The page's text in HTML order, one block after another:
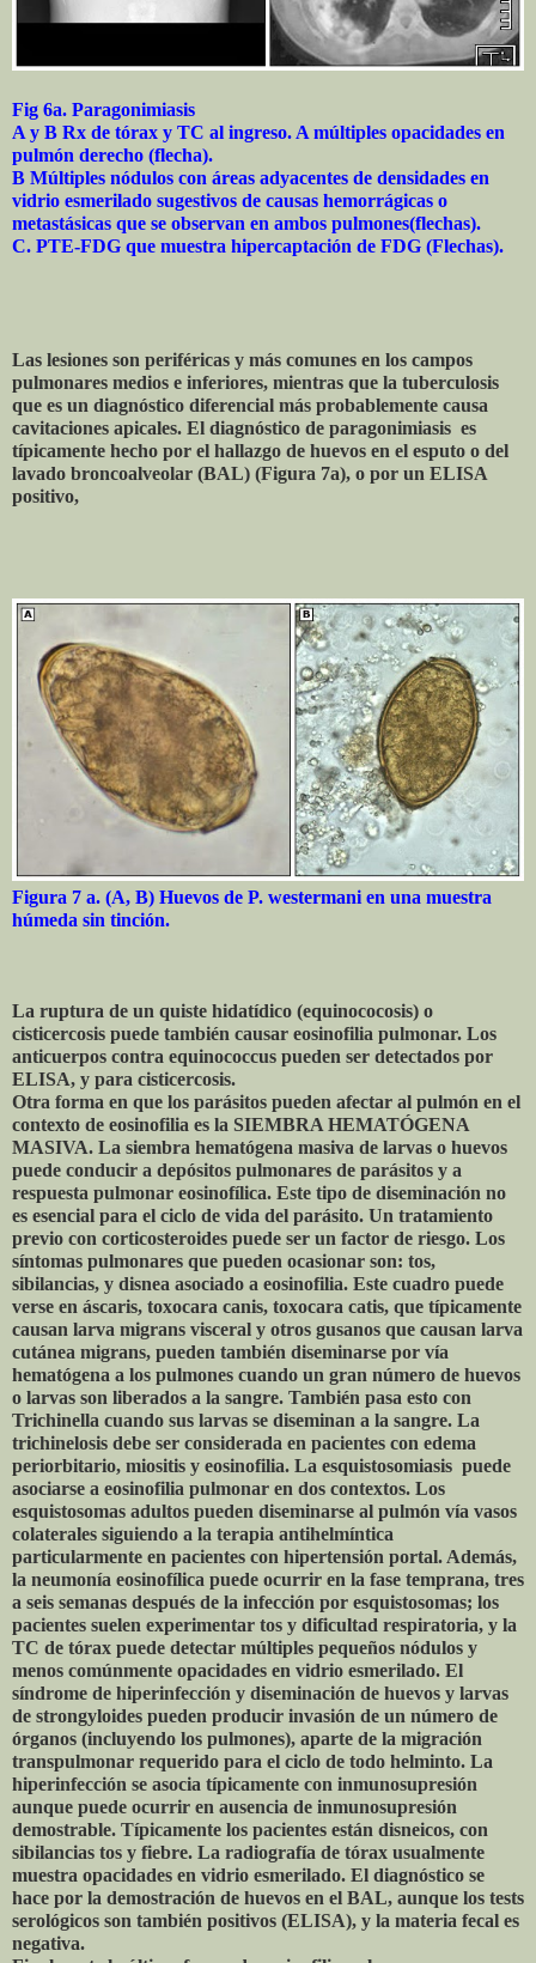
Fig 6a. Paragonimiasis
A y B Rx de tórax y TC al ingreso. A múltiples opacidades en
pulmón derecho (flecha).
B Múltiples nódulos con áreas adyacentes de densidades en
vidrio esmerilado sugestivos de causas hemorrágicas o
metastásicas que se observan en ambos pulmones(flechas).
C. PTE-FDG que muestra hipercaptación de FDG (Flechas).
Las lesiones son periféricas y más comunes en los campos
pulmonares medios e inferiores, mientras que la tuberculosis
que es un diagnóstico diferencial más probablemente causa
cavitaciones apicales. El diagnóstico de paragonimiasis es
típicamente hecho por el hallazgo de huevos en el esputo o del
lavado broncoalveolar (BAL) (Figura 7a), o por un ELISA
positivo,
Figura 7 a. (A, B) Huevos de P. westermani en una muestra
húmeda sin tinción.
La ruptura de un quiste hidatídico (equinococosis) o
cisticercosis puede también causar eosinofilia pulmonar. Los
anticuerpos contra equinococcus pueden ser detectados por
ELISA, y para cisticercosis.
Otra forma en que los parásitos pueden afectar al pulmón en el
contexto de eosinofilia es la SIEMBRA HEMATÓGENA
MASIVA. La siembra hematógena masiva de larvas o huevos
puede conducir a depósitos pulmonares de parásitos y a
respuesta pulmonar eosinofílica. Este tipo de diseminación no
es esencial para el ciclo de vida del parásito. Un tratamiento
previo con corticosteroides puede ser un factor de riesgo. Los
síntomas pulmonares que pueden ocasionar son: tos,
sibilancias, y disnea asociado a eosinofilia. Este cuadro puede
verse en áscaris, toxocara canis, toxocara catis, que típicamente
causan larva migrans visceral y otros gusanos que causan larva
cutánea migrans, pueden también diseminarse por vía
hematógena a los pulmones cuando un gran número de huevos
o larvas son liberados a la sangre. También pasa esto con
Trichinella cuando sus larvas se diseminan a la sangre. La
trichinelosis debe ser considerada en pacientes con edema
periorbitario, miositis y eosinofilia. La esquistosomiasis puede
asociarse a eosinofilia pulmonar en dos contextos. Los
esquistosomas adultos pueden diseminarse al pulmón vía vasos
colaterales siguiendo a la terapia antihelmíntica
particularmente en pacientes con hipertensión portal. Además,
la neumonía eosinofílica puede ocurrir en la fase temprana, tres
a seis semanas después de la infección por esquistosomas; los
pacientes suelen experimentar tos y dificultad respiratoria, y la
TC de tórax puede detectar múltiples pequeños nódulos y
menos comúnmente opacidades en vidrio esmerilado. El
síndrome de hiperinfección y diseminación de huevos y larvas
de strongyloides pueden producir invasión de un número de
órganos (incluyendo los pulmones), aparte de la migración
transpulmonar requerido para el ciclo de todo helminto. La
hiperinfección se asocia típicamente con inmunosupresión
aunque puede ocurrir en ausencia de inmunosupresión
demostrable. Típicamente los pacientes están disneicos, con
sibilancias tos y fiebre. La radiografía de tórax usualmente
muestra opacidades en vidrio esmerilado. El diagnóstico se
hace por la demostración de huevos en el BAL, aunque los tests
serológicos son también positivos (ELISA), y la materia fecal es
negativa.